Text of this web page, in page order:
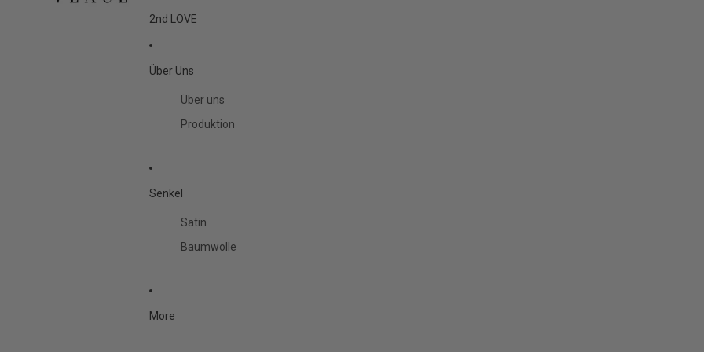
2nd LOVE
Über Uns
Über uns
Produktion
Senkel
Satin
Baumwolle
More